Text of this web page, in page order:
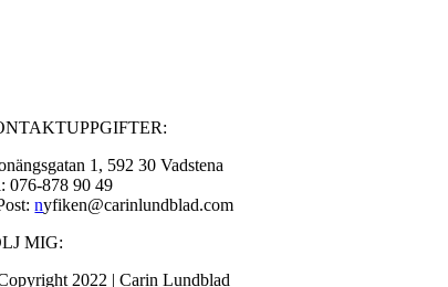
1, 592 30 Vadstena
076-878 90 49
nyfiken@carinlundblad.com
MIG:
2022 | Carin Lundblad